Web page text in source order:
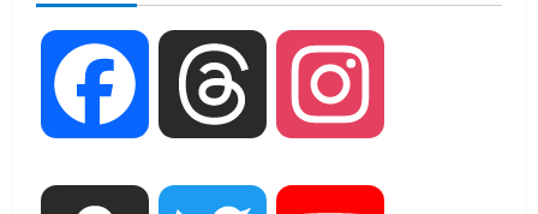
Facebook Threads
August 6, 2026
UTTARAKHAND NEWS
मिस उत्तराखंड 2026 के सब-कॉन्टेस्ट ‘मिस
ब्यूटीफुल आइज़’ एवं ‘मिस ब्यूटीफुल हेयर’ का
August 5, 2026